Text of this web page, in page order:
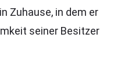
Zuhause, in dem er
seiner Besitzer